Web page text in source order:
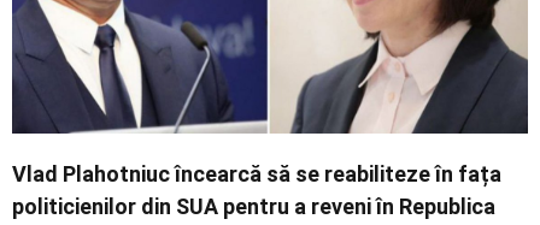
Vlad Plahotniuc încearcă să se reabiliteze în fața
politicienilor din SUA pentru a reveni în Republica